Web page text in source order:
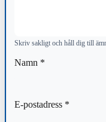
Skriv sakligt och håll dig till
Namn *
E-postadress *